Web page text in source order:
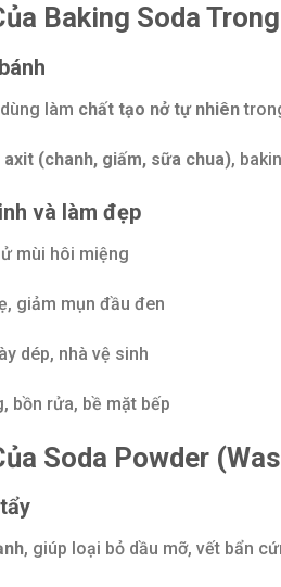
Baking Soda
làm chất tạo nở tự nhiên
(chanh, giấm, sữa chua),
và làm đẹp
mùi hôi miệng
giảm mụn đầu đen
dép, nhà vệ sinh
bồn rửa, bề mặt bếp
Soda Powder
, giúp loại bỏ dầu mỡ, vết bẩn